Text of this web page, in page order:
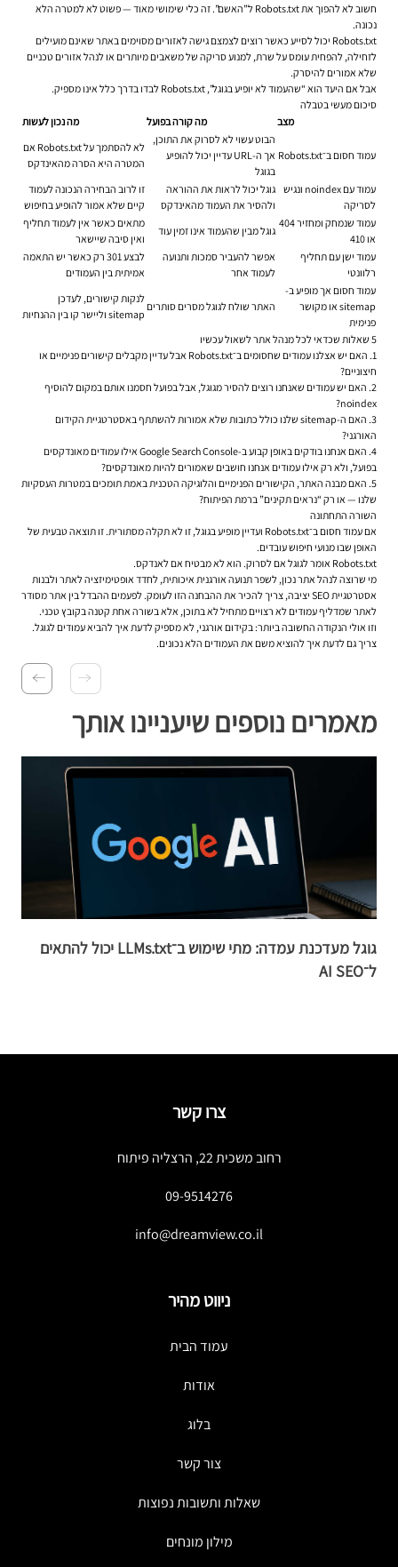
חשוב לא להפוך את Robots.txt ל”האשם”. זה כלי שימושי מאוד — פשוט לא למטרה הלא
נכונה.
Robots.txt יכול לסייע כאשר רוצים לצמצם גישה לאזורים מסוימים באתר שאינם מועילים
לזחילה, להפחית עומס על שרת, למנוע סריקה של משאבים מיותרים או לנהל אזורים טכניים
שלא אמורים להיסרק.
אבל אם היעד הוא “שהעמוד לא יופיע בגוגל”, Robots.txt לבדו בדרך כלל אינו מספיק.
סיכום מעשי בטבלה
מצב
מה קורה בפועל מה נכון לעשות
עמוד חסום ב־Robots.txt
הבוט עשוי לא לסרוק את התוכן,
אך ה-URL עדיין יכול להופיע
בגוגל
לא להסתמך על Robots.txt אם
המטרה היא הסרה מהאינדקס
עמוד עם noindex ונגיש
לסריקה
גוגל יכול לראות את ההוראה
ולהסיר את העמוד מהאינדקס
זו לרוב הבחירה הנכונה לעמוד
קיים שלא אמור להופיע בחיפוש
עמוד שנמחק ומחזיר 404
או 410
גוגל מבין שהעמוד אינו זמין עוד
מתאים כאשר אין לעמוד תחליף
ואין סיבה שיישאר
עמוד ישן עם תחליף
רלוונטי
אפשר להעביר סמכות ותנועה
לעמוד אחר
לבצע 301 רק כאשר יש התאמה
אמיתית בין העמודים
עמוד חסום אך מופיע ב-
sitemap או מקושר
פנימית
האתר שולח לגוגל מסרים סותרים
לנקות קישורים, לעדכן
sitemap וליישר קו בין ההנחיות
5 שאלות שכדאי לכל מנהל אתר לשאול עכשיו
1. האם יש אצלנו עמודים שחסומים ב־Robots.txt אבל עדיין מקבלים קישורים פנימיים או
חיצוניים?
2. האם יש עמודים שאנחנו רוצים להסיר מגוגל, אבל בפועל חסמנו אותם במקום להוסיף
noindex?
3. האם ה-sitemap שלנו כולל כתובות שלא אמורות להשתתף באסטרטגיית הקידום
האורגני?
4. האם אנחנו בודקים באופן קבוע ב-Google Search Console אילו עמודים מאונדקסים
בפועל, ולא רק אילו עמודים אנחנו חושבים שאמורים להיות מאונדקסים?
5. האם מבנה האתר, הקישורים הפנימיים והלוגיקה הטכנית באמת תומכים במטרות העסקיות
שלנו — או רק “נראים תקינים” ברמת הפיתוח?
השורה התחתונה
אם עמוד חסום ב־Robots.txt ועדיין מופיע בגוגל, זו לא תקלה מסתורית. זו תוצאה טבעית של
האופן שבו מנועי חיפוש עובדים.
Robots.txt אומר לגוגל אם לסרוק. הוא לא מבטיח אם לאנדקס.
מי שרוצה לנהל אתר נכון, לשפר תנועה אורגנית איכותית, לחדד אופטימיזציה לאתר ולבנות
אסטרטגיית SEO יציבה, צריך להכיר את ההבחנה הזו לעומק. לפעמים ההבדל בין אתר מסודר
לאתר שמדליף עמודים לא רצויים מתחיל לא בתוכן, אלא בשורה אחת קטנה בקובץ טכני.
וזו אולי הנקודה החשובה ביותר: בקידום אורגני, לא מספיק לדעת איך להביא עמודים לגוגל.
צריך גם לדעת איך להוציא משם את העמודים הלא נכונים.
מאמרים נוספים שיעניינו אותך
גוגל מעדכנת עמדה: מתי שימוש ב־LLMs.txt יכול להתאים
ל־AI SEO
צרו קשר
רחוב משכית 22, הרצליה פיתוח
09-9514276
info@dreamview.co.il
ניווט מהיר
עמוד הבית
אודות
בלוג
צור קשר
שאלות ותשובות נפוצות
מילון מונחים